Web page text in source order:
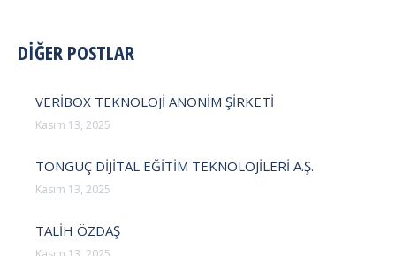
POST
DİĞER POSTLAR
VERİBOX TEKNOLOJİ ANONİM ŞİRKETİ
Kasım 13, 2025
TONGUÇ DİJİTAL EĞİTİM TEKNOLOJİLERİ A.Ş.
Kasım 13, 2025
TALİH ÖZDAŞ